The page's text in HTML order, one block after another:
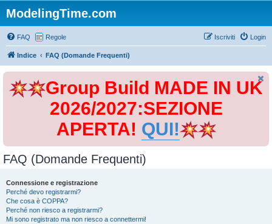
ModelingTime.com
FAQ Regole Login
Iscriviti
Indice FAQ (Domande Frequenti)
Group Build MADE IN UK
2026/2027:SEZIONE
APERTA! QUI!
FAQ (Domande Frequenti)
Connessione e registrazione
Perché devo registrarmi?
Che cosa è COPPA?
Perché non riesco a registrarmi?
Mi sono registrato ma non riesco a connettermi!